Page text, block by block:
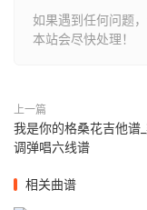
如果遇到任何问题
本站会尽快处理！
上一篇
我是你的格桑花吉他谱
调弹唱六线谱
相关曲谱